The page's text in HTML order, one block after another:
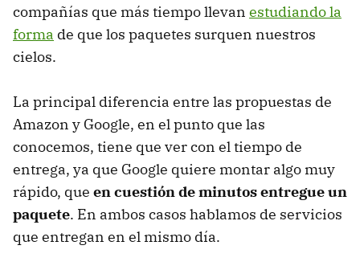
compañías que más tiempo llevan estudiando la
forma de que los paquetes surquen nuestros
cielos.
La principal diferencia entre las propuestas de
Amazon y Google, en el punto que las
conocemos, tiene que ver con el tiempo de
entrega, ya que Google quiere montar algo muy
rápido, que en cuestión de minutos entregue un
paquete. En ambos casos hablamos de servicios
que entregan en el mismo día.